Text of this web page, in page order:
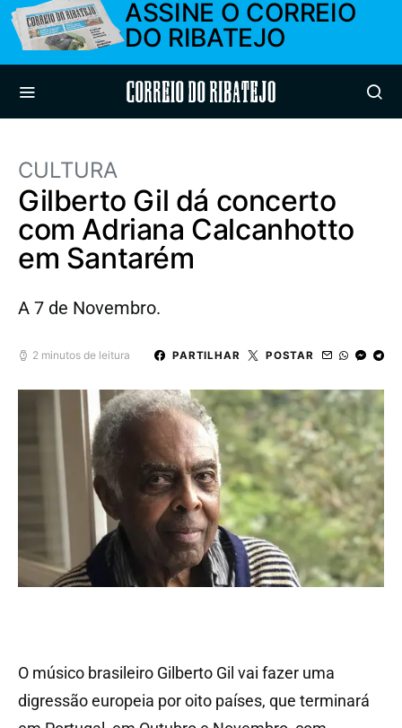
ASSINE O CORREIO
DO RIBATEJO
Correio do Ribatejo
CULTURA
Gilberto Gil dá concerto
com Adriana Calcanhotto
em Santarém
A 7 de Novembro.
2 minutos de leitura PARTILHAR POSTAR
O músico brasileiro Gilberto Gil vai fazer uma
digressão europeia por oito países, que terminará